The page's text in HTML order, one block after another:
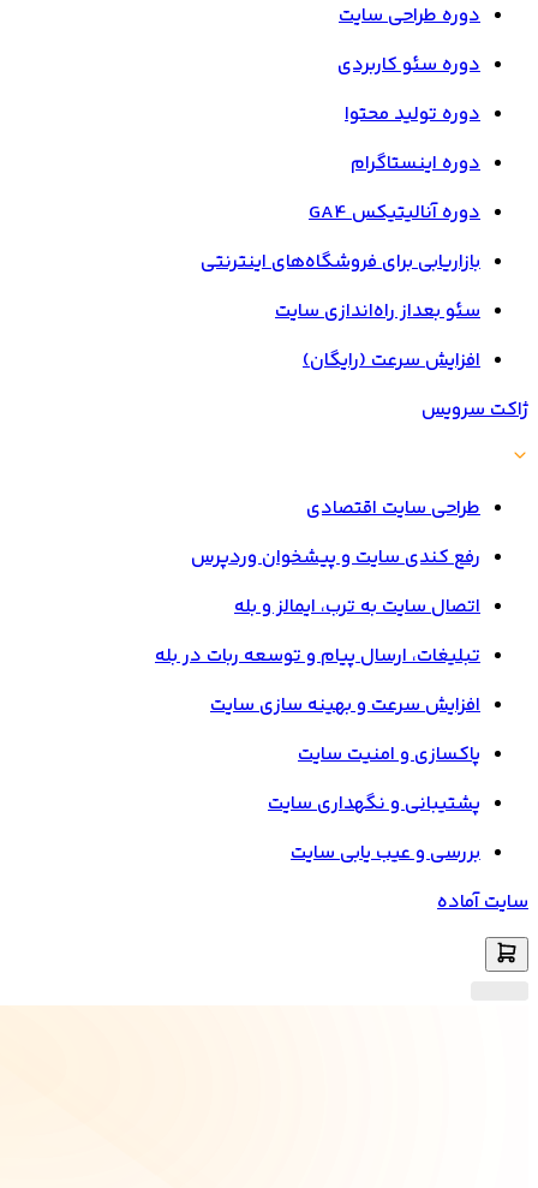
دوره طراحی سایت
دوره سئو کاربردی
دوره تولید محتوا
دوره اینستاگرام
دوره آنالیتیکس GA4
بازاریابی برای فروشگاه‌های اینترنتی
سئو بعداز راه‌اندازی سایت
افزایش سرعت (رایگان)
ژاکت سرویس
طراحی سایت اقتصادی
رفع کندی سایت و پیشخوان وردپرس
اتصال سایت به ترب، ایمالز و بله
تبلیغات، ارسال پیام و توسعه ربات در بله
افزایش سرعت و بهینه سازی سایت
پاکسازی و امنیت سایت
پشتیبانی و نگهداری سایت
بررسی و عیب یابی سایت
سایت آماده